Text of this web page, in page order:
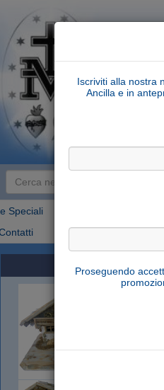
Iscriviti alla nostra
Ancilla e in
Proseguendo
Speciali
Spedizioni